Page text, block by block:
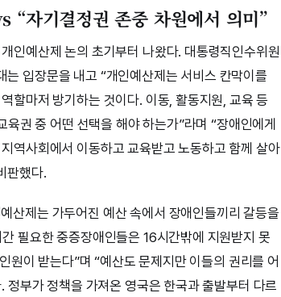
“자기결정권 존중 차원에서 의미”
인예산제 논의 초기부터 나왔다. 대통령직인수위원
입장문을 내고 “개인예산제는 서비스 칸막이를
할마저 방기하는 것이다. 이동, 활동지원, 교육 등
권 중 어떤 선택을 해야 하는가”라며 “장애인에게
역사회에서 이동하고 교육받고 노동하고 함께 살아
판했다.
산제는 가두어진 예산 속에서 장애인들끼리 갈등을
필요한 중증장애인들은 16시간밖에 지원받지 못
원이 받는다”며 “예산도 문제지만 이들의 권리를 어
부가 정책을 가져온 영국은 한국과 출발부터 다르